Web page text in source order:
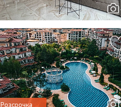
Розсрочка